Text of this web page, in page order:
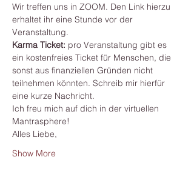
Wir treffen uns in ZOOM. Den Link hierzu
erhaltet ihr eine Stunde vor der
Veranstaltung.
Karma Ticket: pro Veranstaltung gibt es
ein kostenfreies Ticket für Menschen, die
sonst aus finanziellen Gründen nicht
teilnehmen könnten. Schreib mir hierfür
eine kurze Nachricht.
Ich freu mich auf dich in der virtuellen
Mantrasphere!
Alles Liebe,
Show More